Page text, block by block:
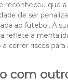
reconheceu que
de ser
ao futebol. A
reflete a
correr riscos para
com